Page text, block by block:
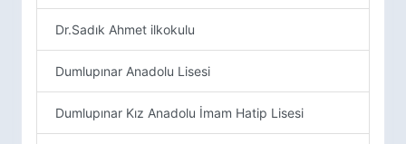
Dr.Sadık Ahmet ilkokulu
Dumlupınar Anadolu Lisesi
Dumlupınar Kız Anadolu İmam Hatip Lisesi